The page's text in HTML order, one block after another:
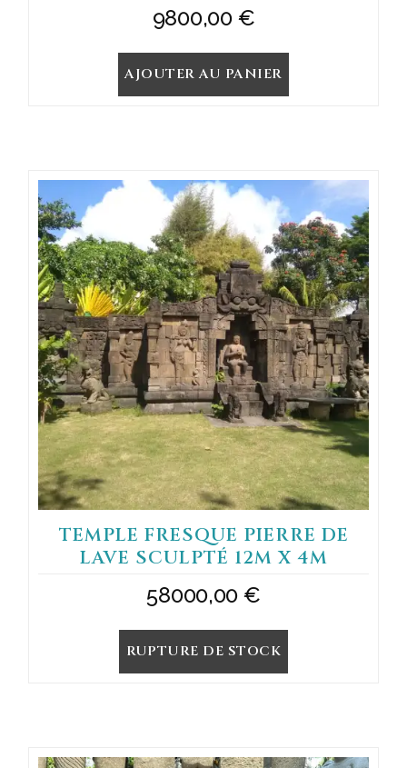
9800,00 €
AJOUTER AU PANIER
TEMPLE FRESQUE PIERRE DE
LAVE SCULPTÉ 12M X 4M
58000,00 €
RUPTURE DE STOCK